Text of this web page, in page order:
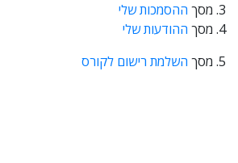
3. מסך
ההסמכות שלי
4. מסך
ההודעות שלי
5. מסך
השלמת רישום לקורס